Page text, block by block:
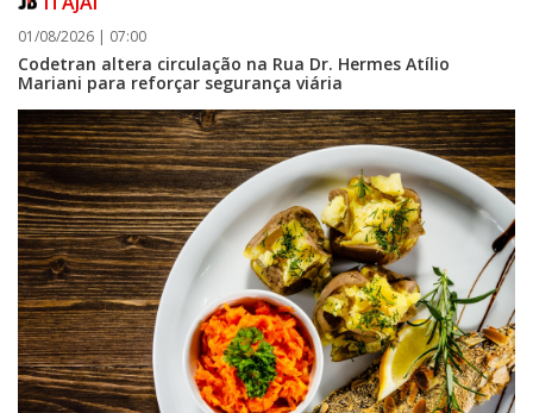
01/08/2026 | 07:00
Codetran altera circulação na Rua Dr. Hermes Atílio
Mariani para reforçar segurança viária